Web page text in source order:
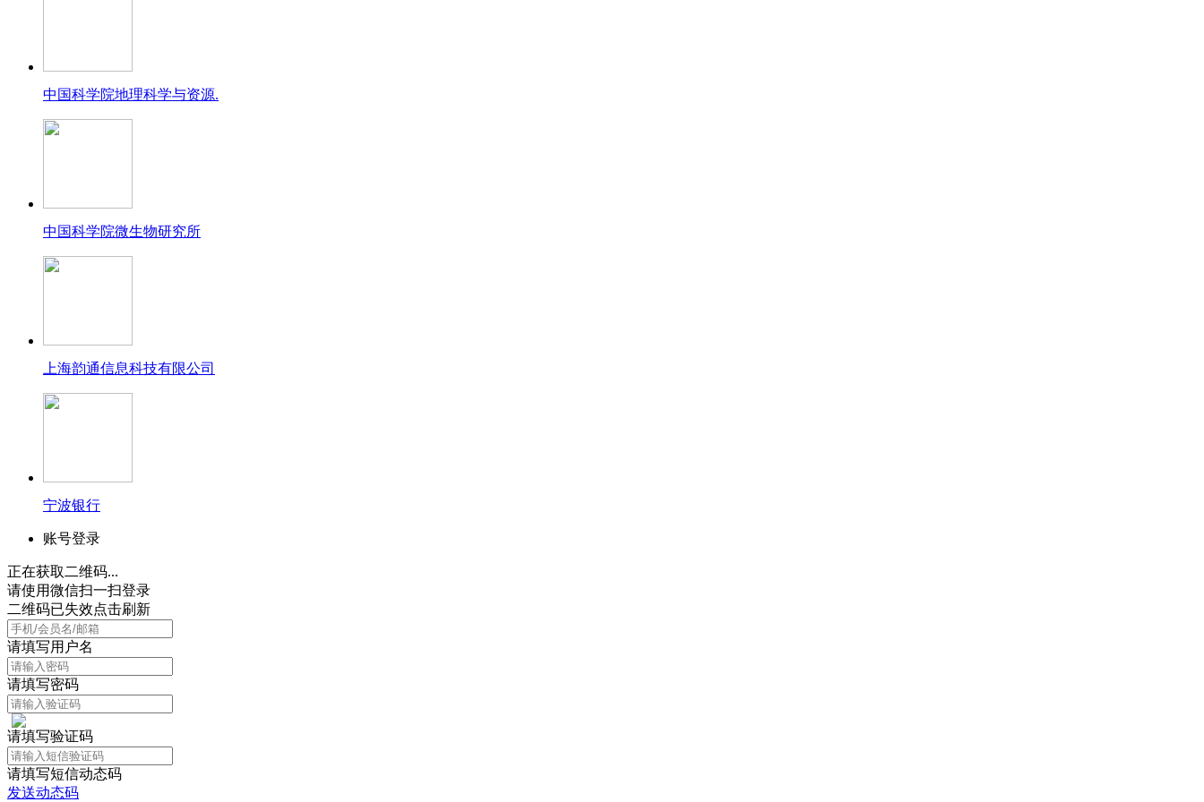
中国科学院地理科学与资源.
中国科学院微生物研究所
上海韵通信息科技有限公司
宁波银行
账号登录
正在获取二维码...
请使用微信扫一扫登录
二维码已失效点击刷新
请填写用户名
请填写密码
请填写验证码
请填写短信动态码
发送动态码